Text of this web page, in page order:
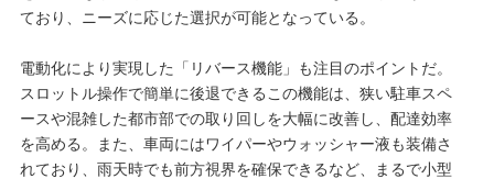
ており、ニーズに応じた選択が可能となっている。
電動化により実現した「リバース機能」も注目のポイントだ。
スロットル操作で簡単に後退できるこの機能は、狭い駐車スペ
ースや混雑した都市部での取り回しを大幅に改善し、配達効率
を高める。また、車両にはワイパーやウォッシャー液も装備さ
れており、雨天時でも前方視界を確保できるなど、まるで小型